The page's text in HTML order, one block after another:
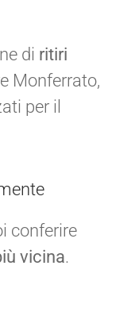
di ritiri
Monferrato,
per il
conferire
vicina.